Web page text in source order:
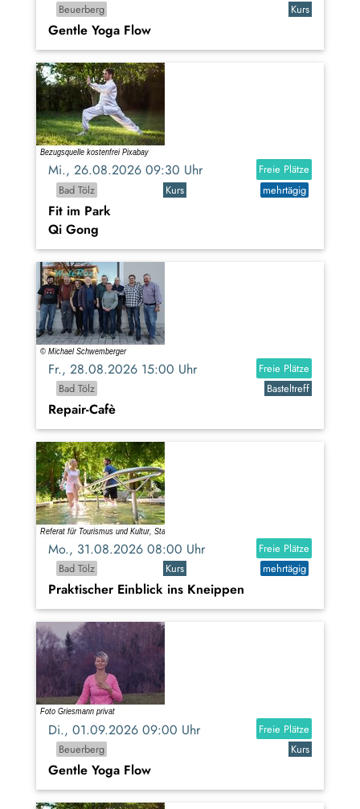
Beuerberg
Kurs
Gentle Yoga Flow
Mi., 26.08.2026 09:30 Uhr
Freie Plätze
Bad Tölz
Kurs mehrtägig
Fit im Park
Qi Gong
Fr., 28.08.2026 15:00 Uhr
Freie Plätze
Bad Tölz
Basteltreff
Repair-Cafè
Mo., 31.08.2026 08:00 Uhr
Freie Plätze
Bad Tölz
Kurs mehrtägig
Praktischer Einblick ins Kneippen
Di., 01.09.2026 09:00 Uhr
Freie Plätze
Beuerberg
Kurs
Gentle Yoga Flow